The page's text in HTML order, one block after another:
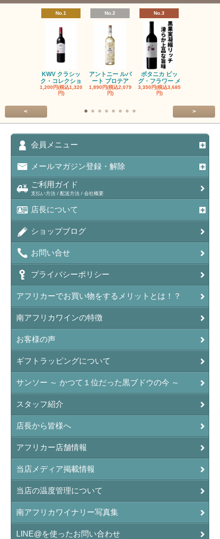
No.1
KWV クラシッ
ク・コレクショ
1,200円(税込1,320
円)
No.2
アントニー ルパ
ート プロテア
1,890円(税込2,079
円)
No.3
ボタニカ ビッ
グ・フラワー メ
3,350円(税込3,685
円)
< >
会員メニュー
メールマガジン登録・解除
ご利用ガイド
支払い方法 / 配送方法 / 会社概要
店長について
ショップブログ
お問い合せ
プライバシーポリシー
アフリカーでお買い物をするメリットとは！？
南アフリカワインの特徴
お客様の声
ギフトラッピングについて
サンソー ～ かつて１位だった黒ブドウの今 ～
スタッフ紹介
店長から皆様へ
アフリカー店舗情報
当店メディア掲載情報
当店の温度管理について
南アフリカワイナリー写真集
LINE@を使ったお問い合わせ